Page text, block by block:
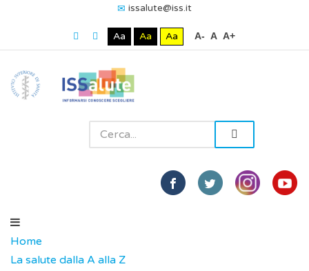
issalute@iss.it
Aa Aa Aa A- A A+
Home
La salute dalla A alla Z